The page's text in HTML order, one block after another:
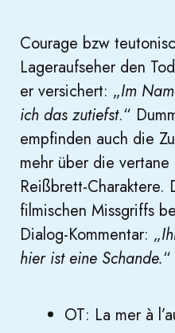
Courage bzw
Lageraufseher den
er versichert: „Im
ich das zutiefst.“
empfinden auch die
mehr über die
Reißbrett-Charaktere.
filmischen Missgriffs
Dialog-Kommentar: „
hier ist eine Schande.“
OT: La mer à